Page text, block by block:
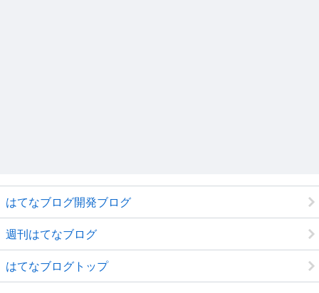
はてなブログ開発ブログ
週刊はてなブログ
はてなブログトップ